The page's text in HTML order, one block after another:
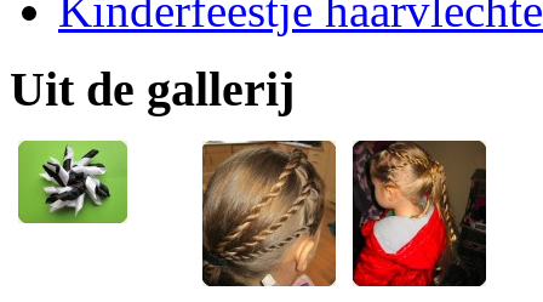
Kinderfeestje
Uit de gallerij